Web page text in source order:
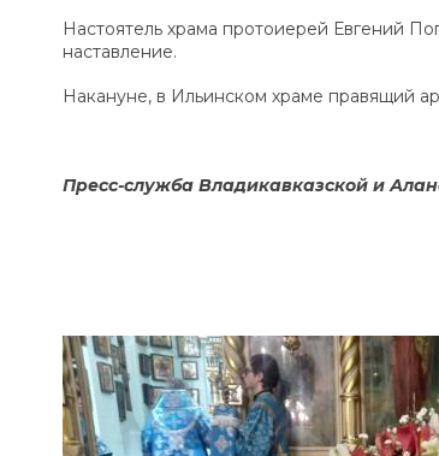
Настоятель храма протоиерей Евгений
наставление.
Накануне, в Ильинском храме правящий
Пресс-служба Владикавказской и